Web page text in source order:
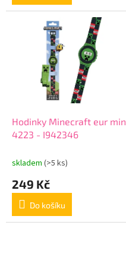
Hodinky Minecraft eur min
4223 - I942346
skladem (>5 ks)
249 Kč
Do košíku